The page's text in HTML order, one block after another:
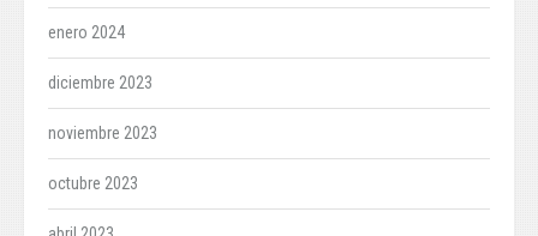
enero 2024
diciembre 2023
noviembre 2023
octubre 2023